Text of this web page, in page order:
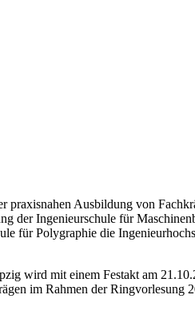
praxisnahen Ausbildung von
der Ingenieurschule für
für Polygraphie die
wird mit einem Festakt am
im Rahmen der Ringvorlesung